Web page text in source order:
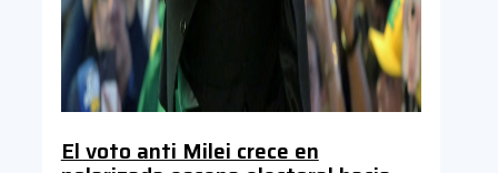
El voto anti Milei crece en